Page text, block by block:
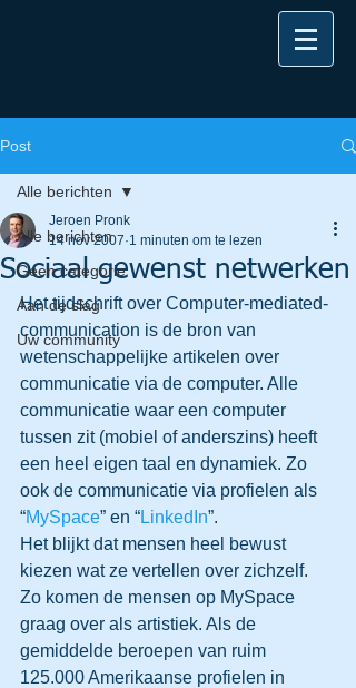
Post
Alle berichten
Geen categorie
Aan de slag
Uw community
Alle berichten
Sociaal gewenst netwerken
Jeroen Pronk
14 nov 2007 1 minuten om te lezen
Het tijdschrift over Computer-mediated-
communication is de bron van
wetenschappelijke artikelen over
communicatie via de computer. Alle
communicatie waar een computer
tussen zit (mobiel of anderszins) heeft
een heel eigen taal en dynamiek. Zo
ook de communicatie via profielen als
“MySpace” en “LinkedIn”.
Het blijkt dat mensen heel bewust
kiezen wat ze vertellen over zichzelf.
Zo komen de mensen op MySpace
graag over als artistiek. Als de
gemiddelde beroepen van ruim
125.000 Amerikaanse profielen in